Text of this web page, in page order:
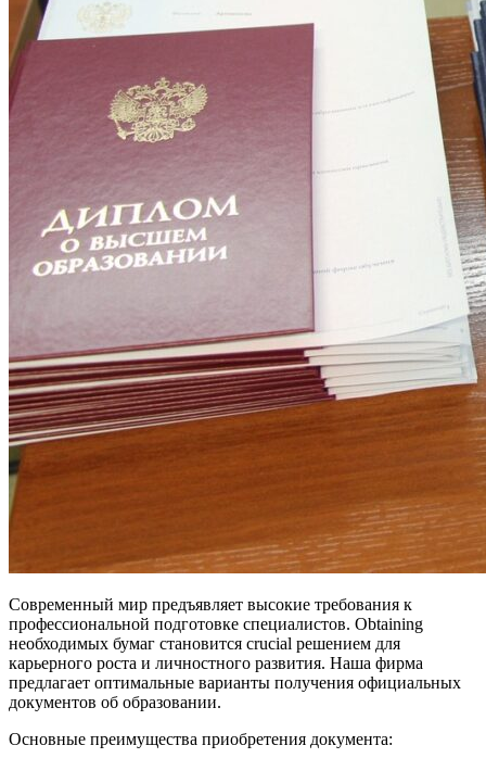
Современный мир предъявляет высокие требования к
профессиональной подготовке специалистов. Obtaining
необходимых бумаг становится crucial решением для
карьерного роста и личностного развития. Наша фирма
предлагает оптимальные варианты получения официальных
документов об образовании.
Основные преимущества приобретения документа: